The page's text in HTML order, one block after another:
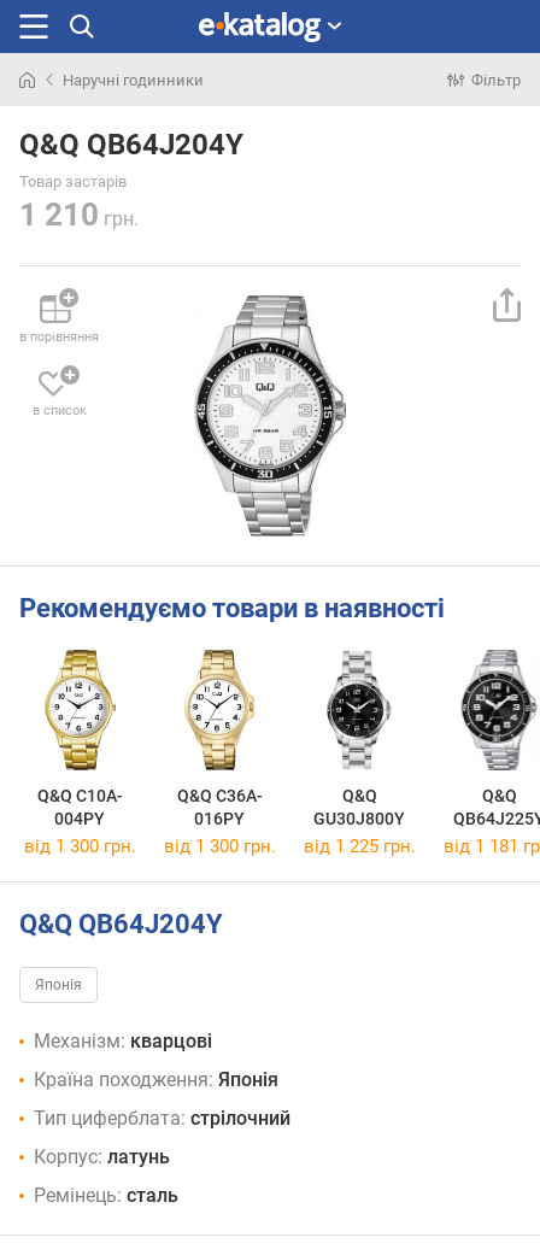
раніше
Наручні годинники Фільтр
Q&Q QB64J204Y
Товар застарів
1 210 грн.
в порівняння
в список
Рекомендуємо товари в наявності
Q&Q C10A-
004PY
Q&Q C36A-
016PY
Q&Q
GU30J800Y
Q&Q
від 1 300 грн. від 1 300 грн. від 1 225 грн. від 1 181
Q&Q QB64J204Y
Японія
Механізм: кварцові
Країна походження: Японія
Тип циферблата: стрілочний
Корпус: латунь
Ремінець: сталь